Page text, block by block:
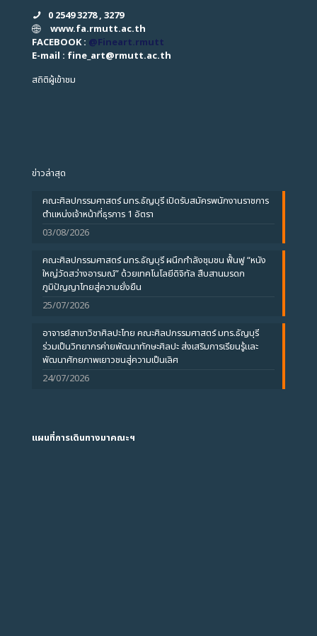
0 2549 3278 , 3279
www.fa.rmutt.ac.th
FACEBOOK : @Fineart.rmutt
E-mail : fine_art@rmutt.ac.th
สถิติผู้เข้าชม
ข่าวล่าสุด
คณะศิลปกรรมศาสตร์ มทร.ธัญบุรี เปิดรับสมัครพนักงานราชการ
ตำแหน่งเจ้าหน้าที่ธุรการ 1 อัตรา
03/08/2026
คณะศิลปกรรมศาสตร์ มทร.ธัญบุรี ผนึกกำลังชุมชน ฟื้นฟู “หนัง
ใหญ่วัดสว่างอารมณ์” ด้วยเทคโนโลยีดิจิทัล สืบสานมรดก
ภูมิปัญญาไทยสู่ความยั่งยืน
25/07/2026
อาจารย์สาขาวิชาศิลปะไทย คณะศิลปกรรมศาสตร์ มทร.ธัญบุรี
ร่วมเป็นวิทยากรค่ายพัฒนาทักษะศิลปะ ส่งเสริมการเรียนรู้และ
พัฒนาศักยภาพเยาวชนสู่ความเป็นเลิศ
24/07/2026
แผนที่การเดินทางมาคณะฯ